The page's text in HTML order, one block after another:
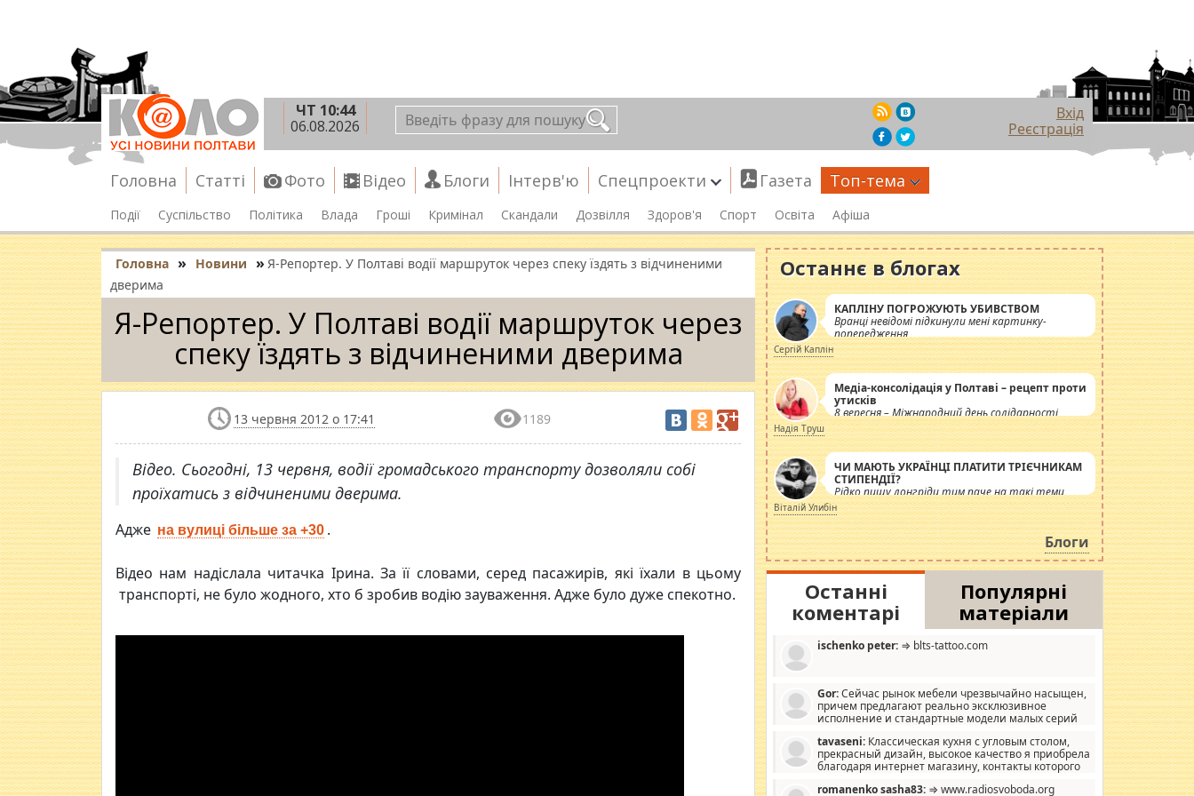
ЧТ 10:44
06.08.2026
Вхід
Реєстрація
Головна Статті Фото Відео Блоги Інтерв'ю Спецпроекти Газета Топ-тема
Події Суспільство Політика Влада Гроші Кримінал Скандали Дозвілля Здоров'я Спорт Освіта Афіша
Головна » Новини » Я-Репортер. У Полтаві водії маршруток через спеку їздять з відчиненими
дверима
Я-Репортер. У Полтаві водії маршруток через
спеку їздять з відчиненими дверима
13 червня 2012 о 17:41 1189
Відео. Сьогодні, 13 червня, водії громадського транспорту дозволяли собі
проїхатись з відчиненими дверима.
Адже на вулиці більше за +30 .
Відео нам надіслала читачка Ірина. За її словами, серед пасажирів, які їхали в цьому
транспорті, не було жодного, хто б зробив водію зауваження. Адже було дуже спекотно.
Останнє в блогах
КАПЛІНУ ПОГРОЖУЮТЬ УБИВСТВОМ
Вранці невідомі підкинули мені картинку-
попередження
Сергій Каплін
Медіа-консолідація у Полтаві – рецепт проти
утисків
8 вересня – Міжнародний день солідарності
журналістів.
Надія Труш
ЧИ МАЮТЬ УКРАЇНЦІ ПЛАТИТИ ТРІЄЧНИКАМ
СТИПЕНДІЇ?
Рідко пишу лонгріди тим паче на такі теми,
але вже просто дістало! Обурюють сьогоднішні
інсенуації навколо стипендіального питання.
Штучно роздувається ще одна соціальна
катастрофа.
Віталій Улибін
Блоги
Останні
коментарі
Популярні
матеріали
ischenko peter: ⇒ blts-tattoo.com
Gor:Сейчас рынок мебели чрезвычайно насыщен,
причем предлагают реально эксклюзивное
исполнение и стандартные модели малых серий
дизайну, мало походит на стандартные формы, в MebelOk,
креативненько и что главное - со вкусом все в порядке,
без ненужных наворотов удорожающих мебель, а это не
tavaseni: Классическая кухня с угловым столом,
прекрасный дизайн, высокое качество я приобрела
благодаря интернет магазину, контакты которого
romanenko sasha83: ⇒ www.radiosvoboda.org